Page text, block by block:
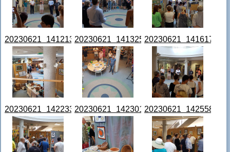
20230621_141213.jpg20230621_141325.jpg20230621_141617.jpg
20230621_142233.jpg20230621_142301.jpg20230621_142558.jpg